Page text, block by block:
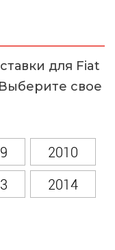
для Fiat
свое
2010
2014